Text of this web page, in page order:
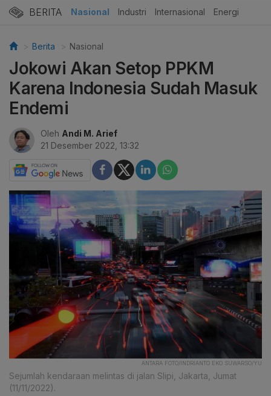
BERITA Nasional Industri Internasional Energi
Berita Nasional
Jokowi Akan Setop PPKM
Karena Indonesia Sudah Masuk
Endemi
Oleh Andi M. Arief
21 Desember 2022, 13:32
ANTARA FOTO/INDRIANTO EKO SUWARSO/YU
Sejumlah kendaraan melintas di jalan Slipi, Jakarta, Jumat
(11/11/2022).